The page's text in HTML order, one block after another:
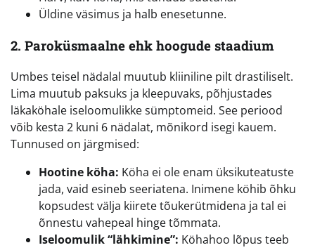
Üldine väsimus ja halb enesetunne.
2. Paroküsmaalne ehk hoogude staadium
Umbes teisel nädalal muutub kliiniline pilt drastiliselt.
Lima muutub paksuks ja kleepuvaks, põhjustades
läkaköhale iseloomulikke sümptomeid. See periood
võib kesta 2 kuni 6 nädalat, mõnikord isegi kauem.
Tunnused on järgmised:
Hootine köha: Köha ei ole enam üksikuteatuste
jada, vaid esineb seeriatena. Inimene köhib õhku
kopsudest välja kiirete tõukerütmidena ja tal ei
õnnestu vahepeal hinge tõmmata.
Iseloomulik “lähkimine”: Köhahoo lõpus teeb